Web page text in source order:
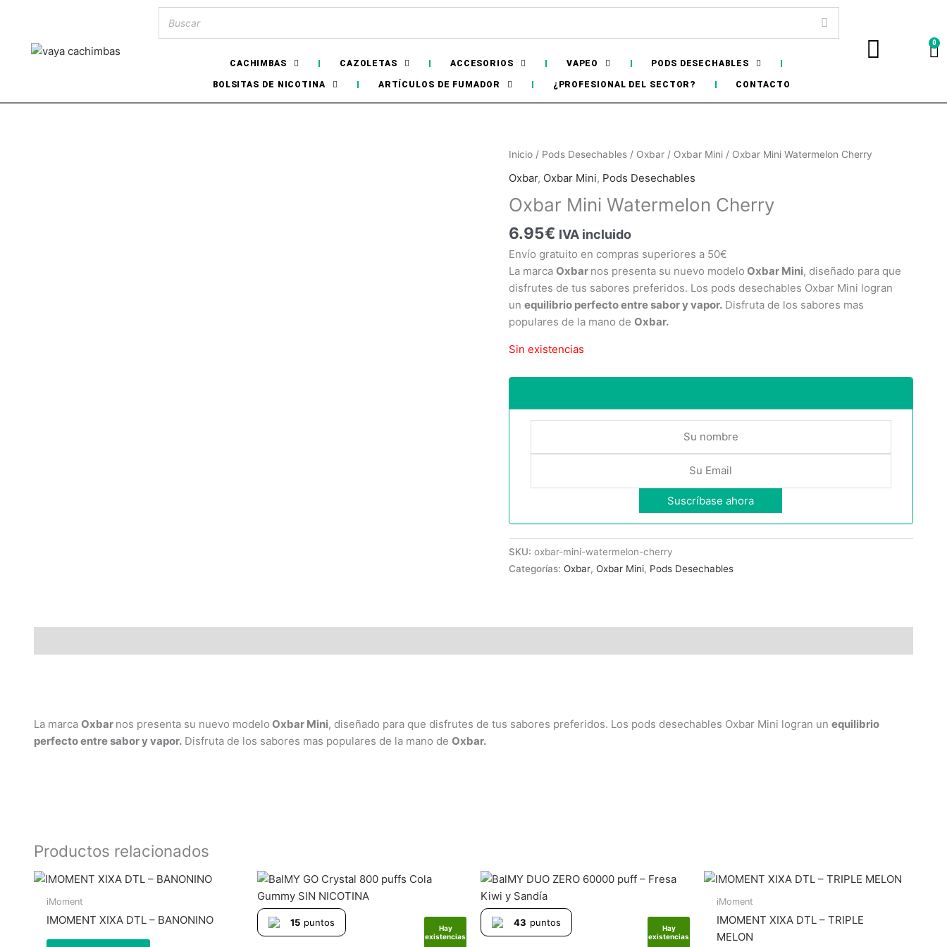
CACHIMBAS CAZOLETAS ACCESORIOS VAPEO PODS DESECHABLES
BOLSITAS DE NICOTINA ARTÍCULOS DE FUMADOR ¿PROFESIONAL DEL SECTOR? CONTACTO
0
Inicio/ Pods Desechables/ Oxbar/ Oxbar Mini/ Oxbar Mini Watermelon Cherry
Oxbar, Oxbar Mini, Pods Desechables
Oxbar Mini Watermelon Cherry
6.95€ IVA incluido
Envío gratuito en compras superiores a 50€
La marca Oxbar nos presenta su nuevo modelo Oxbar Mini, diseñado para que
disfrutes de tus sabores preferidos. Los pods desechables Oxbar Mini logran
un equilibrio perfecto entre sabor y vapor.Disfruta de los sabores mas
populares de la mano de Oxbar.
Sin existencias
SKU: oxbar-mini-watermelon-cherry
Categorías: Oxbar, Oxbar Mini, Pods Desechables
La marca Oxbar nos presenta su nuevo modelo Oxbar Mini, diseñado para que disfrutes de tus sabores preferidos. Los pods desechables Oxbar Mini logran un equilibrio
perfecto entre sabor y vapor. Disfruta de los sabores mas populares de la mano de Oxbar.
Productos relacionados
iMoment
IMOMENT XIXA DTL – BANONINO
Hay
existencias
15 puntos
Hay
existencias
43 puntos
iMoment
IMOMENT XIXA DTL – TRIPLE
MELON